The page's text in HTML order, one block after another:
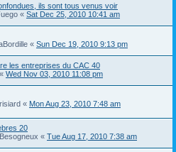
ils sont tous venus voir
« Sat Dec 25, 2010 10:41 am
« Sun Dec 19, 2010 9:13 pm
les entreprises du CAC 40
« Wed Nov 03, 2010 11:08 pm
« Mon Aug 23, 2010 7:48 am
20
« Tue Aug 17, 2010 7:38 am